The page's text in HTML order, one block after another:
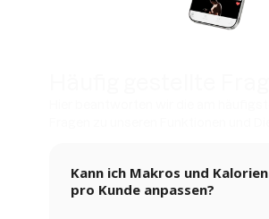
Kann ich Makros und Kalorien
pro Kunde anpassen?